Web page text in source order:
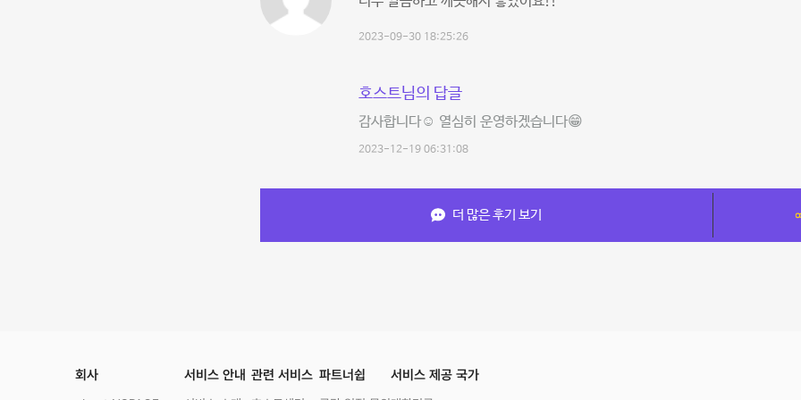
2023-09-30 18:25:26
호스트님의 답글
감사합니다☺️ 열심히 운영하겠습니다😁
2023-12-19 06:31:08
더 많은 후기 보기
회사 서비스 안내 관련 서비스 파트너쉽 서비스 제공 국가